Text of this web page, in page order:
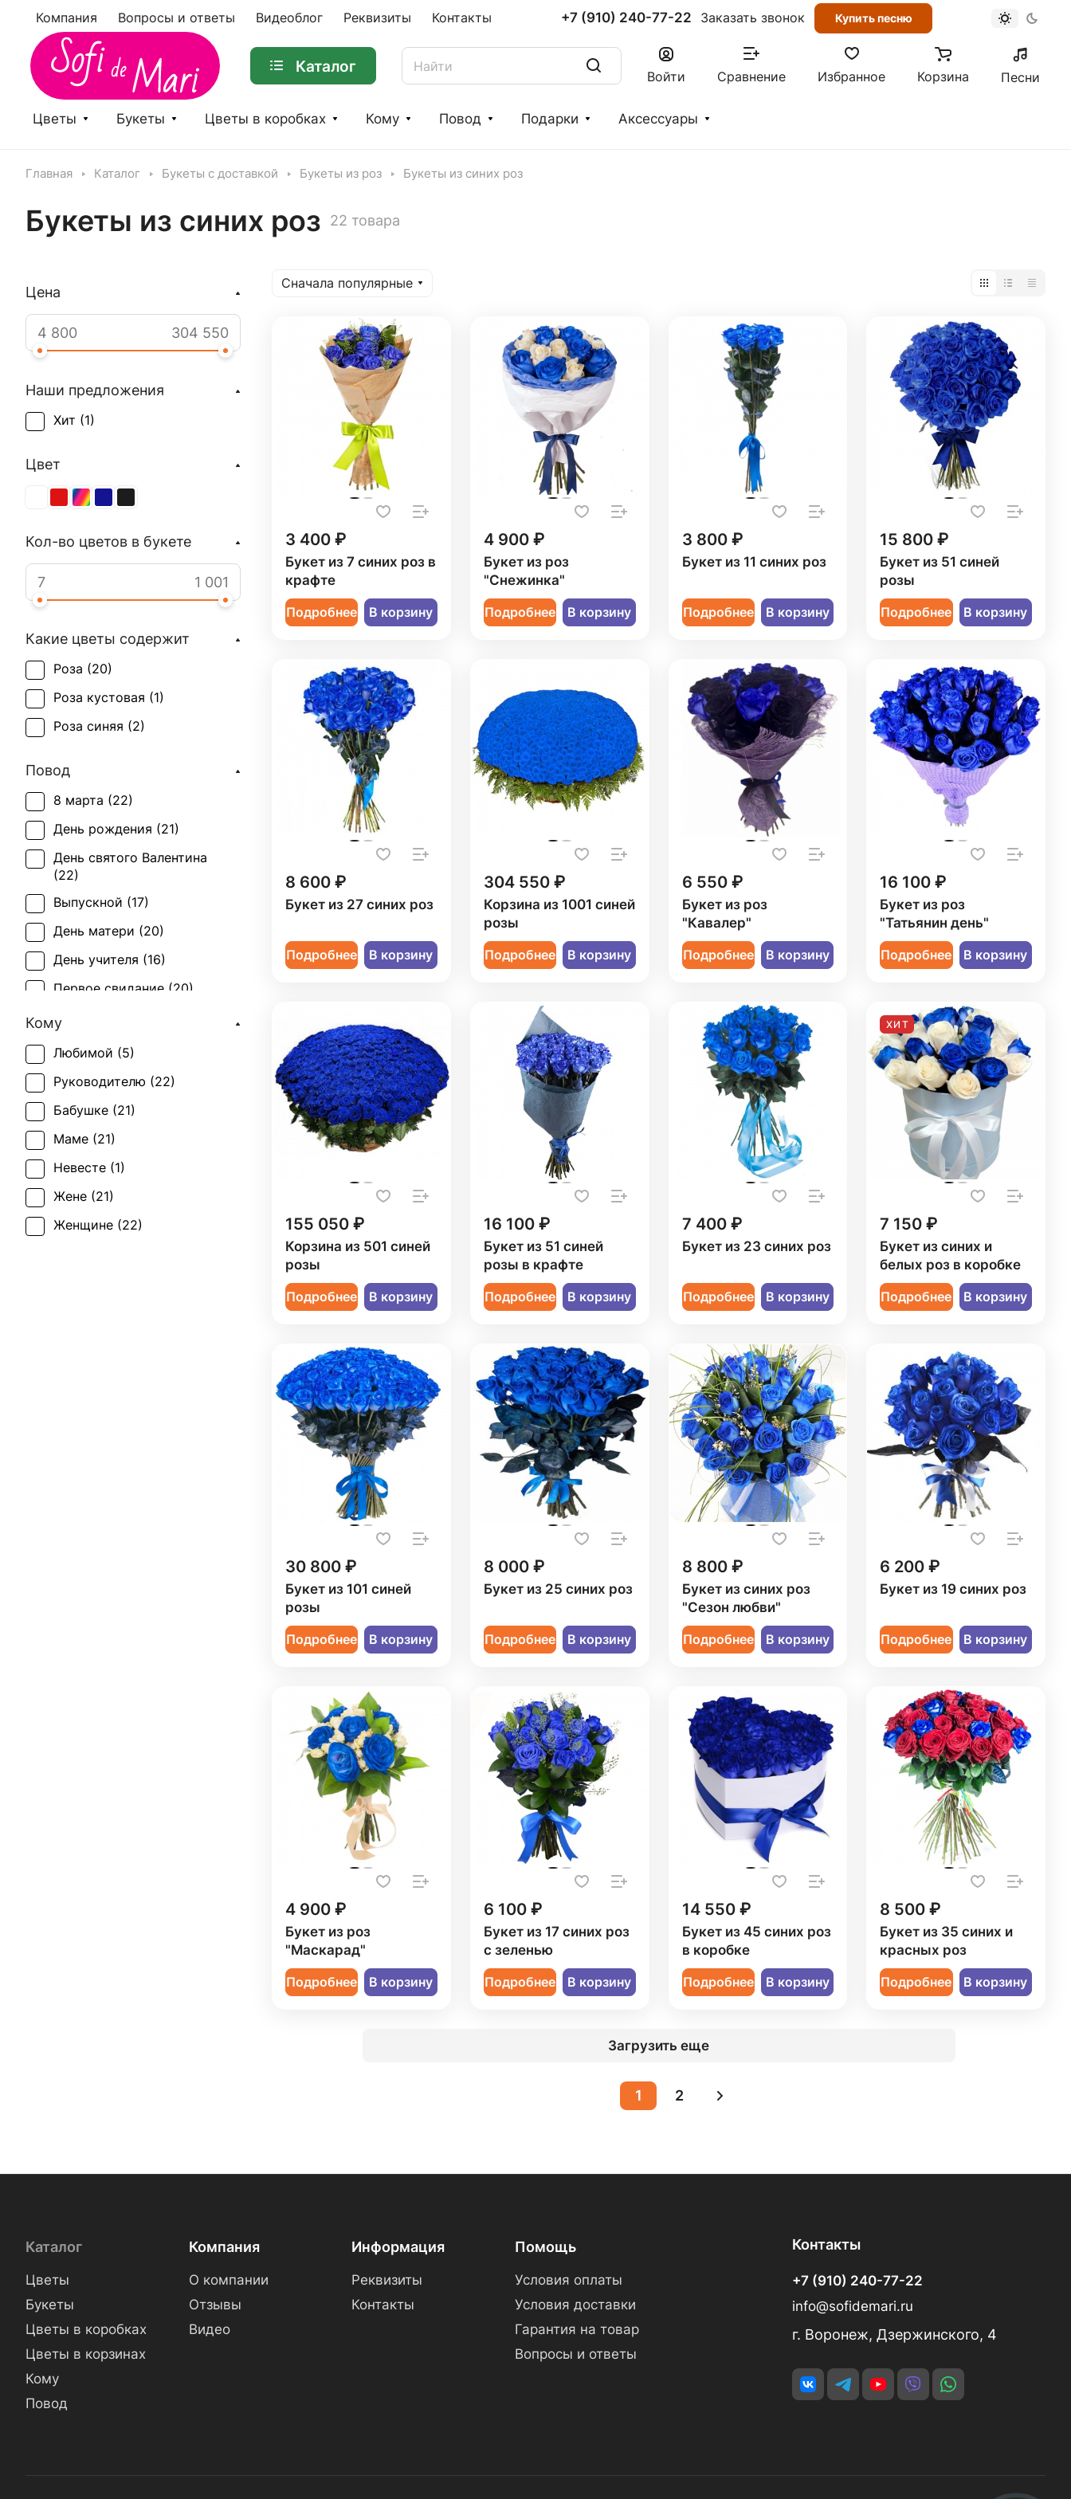
Компания Вопросы и ответы Видеоблог Реквизиты Контакты +7 (910) 240-77-22 Заказать звонок Купить песню
Каталог
Войти Сравнение Избранное Корзина Песни
Цветы Букеты Цветы в коробках Кому Повод Подарки Аксессуары
Главная Каталог Букеты с доставкой Букеты из роз Букеты из синих роз
Букеты из синих роз 22 товара
Сначала популярные
3 400 ₽
Букет из 7 синих роз в
крафте
Подробнее В корзину
4 900 ₽
Букет из роз
"Снежинка"
Подробнее В корзину
3 800 ₽
Букет из 11 синих роз
Подробнее В корзину
15 800 ₽
Букет из 51 синей
розы
Подробнее В корзину
8 600 ₽
Букет из 27 синих роз
Подробнее В корзину
304 550 ₽
Корзина из 1001 синей
розы
Подробнее В корзину
6 550 ₽
Букет из роз
"Кавалер"
Подробнее В корзину
16 100 ₽
Букет из роз
"Татьянин день"
Подробнее В корзину
155 050 ₽
Корзина из 501 синей
розы
Подробнее В корзину
16 100 ₽
Букет из 51 синей
розы в крафте
Подробнее В корзину
7 400 ₽
Букет из 23 синих роз
Подробнее В корзину
ХИТ
7 150 ₽
Букет из синих и
белых роз в коробке
Подробнее В корзину
30 800 ₽
Букет из 101 синей
розы
Подробнее В корзину
8 000 ₽
Букет из 25 синих роз
Подробнее В корзину
8 800 ₽
Букет из синих роз
"Сезон любви"
Подробнее В корзину
6 200 ₽
Букет из 19 синих роз
Подробнее В корзину
4 900 ₽
Букет из роз
"Маскарад"
Подробнее В корзину
6 100 ₽
Букет из 17 синих роз
с зеленью
Подробнее В корзину
14 550 ₽
Букет из 45 синих роз
в коробке
Подробнее В корзину
8 500 ₽
Букет из 35 синих и
красных роз
Подробнее В корзину
Загрузить еще
1 2
Цена
Наши предложения
Хит (1)
Цвет
Кол-во цветов в букете
Какие цветы содержит
Роза (20)
Роза кустовая (1)
Роза синяя (2)
Повод
8 марта (22)
День рождения (21)
День святого Валентина
(22)
Выпускной (17)
День матери (20)
День учителя (16)
Первое свидание (20)
Последний звонок (
Рождение ребенка (
Татьянин день (18)
Юбилей (
13)
Кому
Любимой (5)
Руководителю (22)
Бабушке (21)
Маме (21)
Невесте (1)
Жене (21)
Женщине (22)
Каталог
Цветы
Букеты
Цветы в коробках
Цветы в корзинах
Кому
Повод
Компания
О компании
Отзывы
Видео
Информация
Реквизиты
Контакты
Помощь
Условия оплаты
Условия доставки
Гарантия на товар
Вопросы и ответы
Контакты
+7 (910) 240-77-22
info@sofidemari.ru
г. Воронеж, Дзержинского, 4